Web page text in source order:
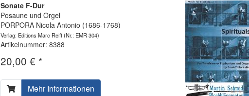
Sonate F-Dur
Posaune und Orgel
PORPORA Nicola Antonio (1686-1768)
Verlag: Editions Marc Reift(Nr.: EMR 304)
Artikelnummer: 8388
20,00 € *
Mehr Informationen